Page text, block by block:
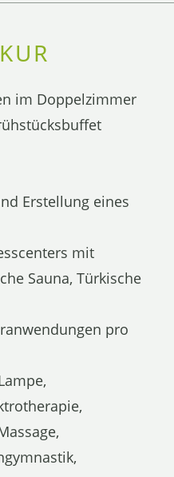
im Doppelzimmer
Erstellung eines
mit
Sauna, Türkische
pro